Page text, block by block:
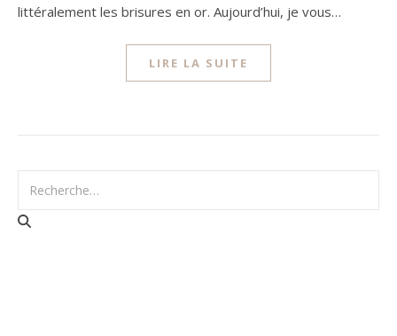
littéralement les brisures en or. Aujourd’hui, je vous…
LIRE LA SUITE